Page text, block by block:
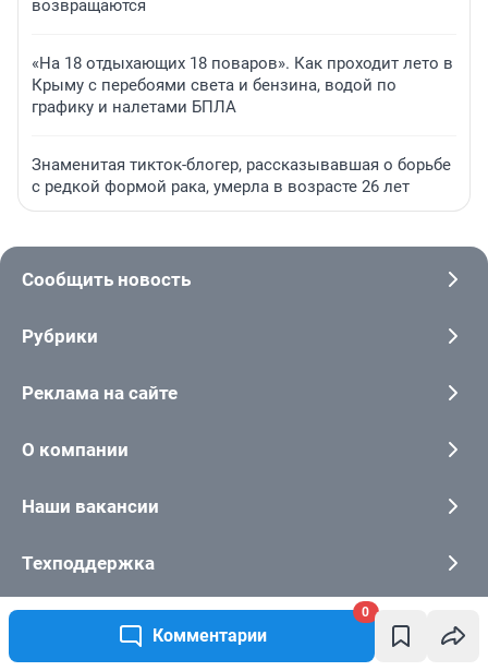
Комментарии
0
возвращаются
«На 18 отдыхающих 18 поваров». Как проходит лето в
Крыму с перебоями света и бензина, водой по
графику и налетами БПЛА
Знаменитая тикток-блогер, рассказывавшая о борьбе
с редкой формой рака, умерла в возрасте 26 лет
Сообщить новость
Рубрики
Реклама на сайте
О компании
Наши вакансии
Техподдержка